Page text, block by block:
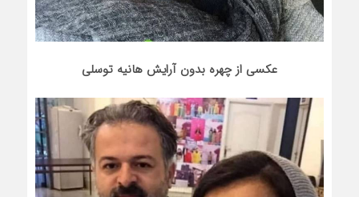
عکسی از چهره بدون آرایش هانیه توسلی